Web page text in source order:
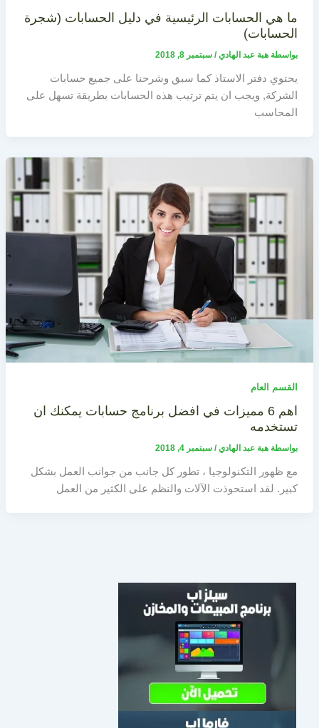
ما هي الحسابات الرئيسية في دليل الحسابات (شجرة
الحسابات)
بواسطة هبة عبد الهادي/ سبتمبر 8, 2018
يحتوي دفتر الاستاذ كما سبق وشرحنا على جميع حسابات
الشركة, ويجب ان يتم ترتيب هذه الحسابات بطريقة تسهل على
المحاسب
القسم العام
اهم 6 مميزات في افضل برنامج حسابات يمكنك ان
تستخدمه
بواسطة هبة عبد الهادي/ سبتمبر 4, 2018
مع ظهور التكنولوجيا ، تطور كل جانب من جوانب العمل بشكل
كبير. لقد استحوذت الآلات والنظم على الكثير من العمل